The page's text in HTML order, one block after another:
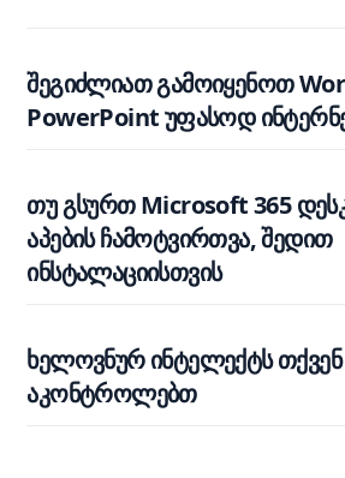
შეგიძლიათ გამოიყენოთ
PowerPoint უფასოდ
თუ გსურთ Microsoft 365
აპების ჩამოტვირთვა, შედით
ინსტალაციისთვის
ხელოვნურ ინტელექტს თქვენ
აკონტროლებთ